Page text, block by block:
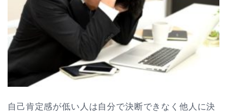
自己肯定感が低い人は自分で決断できなく他人に決